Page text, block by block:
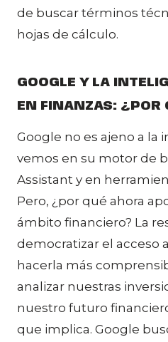
de buscar términos
hojas de cálculo.
GOOGLE Y LA
EN FINANZAS: ¿POR
Google no es ajeno a la
vemos en su motor de
Assistant y en
Pero, ¿por qué ahora
ámbito financiero? La
democratizar el acceso
hacerla más
analizar nuestras
nuestro futuro
que implica. Google